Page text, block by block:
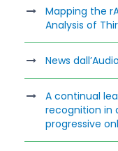
Mapping the
Analysis of
News
A continual
recognition in
progressive